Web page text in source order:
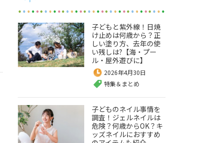
子どもと紫外線！日焼
け止めは何歳から？正
しい塗り方、去年の使
い残しは?【海・プー
ル・屋外遊びに】
2026年4月30日
特集＆まとめ
子どものネイル事情を
調査！ジェルネイルは
危険？何歳からOK？キ
ッズネイルにおすすめ